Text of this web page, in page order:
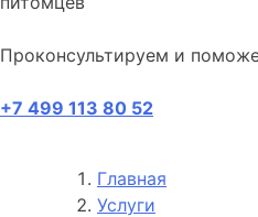
Проконсультируем и
+7 499 113 80 52
Главная
Услуги